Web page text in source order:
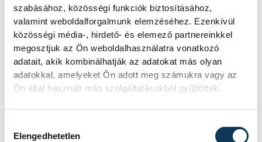
szabásához, közösségi funkciók biztosításához,
valamint weboldalforgalmunk elemzéséhez. Ezenkívül
közösségi média-, hirdető- és elemező partnereinkkel
megosztjuk az Ön weboldalhasználatra vonatkozó
adatait, akik kombinálhatják az adatokat más olyan
adatokkal, amelyeket Ön adott meg számukra vagy az
Ön által használt más szolgáltatásokból gyűjtöttek.
Elengedhetetlen